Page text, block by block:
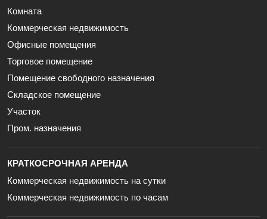
Комната
Коммерческая недвижимость
Офисные помещения
Торговое помещение
Помещение свободного назначения
Складское помещение
Участок
Пром. назначения
КРАТКОСРОЧНАЯ АРЕНДА
Коммерческая недвижимость на сутки
Коммерческая недвижимость по часам